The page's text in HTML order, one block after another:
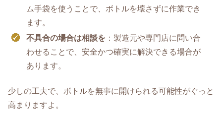
ム手袋を使うことで、ボトルを壊さずに作業でき
ます。
不具合の場合は相談を ：製造元や専門店に問い合
わせることで、安全かつ確実に解決できる場合が
あります。
少しの工夫で、ボトルを無事に開けられる可能性がぐっと
高まりますよ。